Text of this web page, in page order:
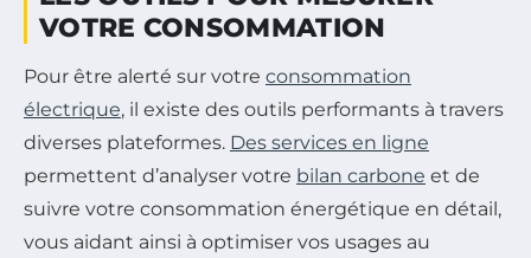
VOTRE CONSOMMATION
Pour être alerté sur votre consommation
électrique, il existe des outils performants à travers
diverses plateformes. Des services en ligne
permettent d’analyser votre bilan carbone et de
suivre votre consommation énergétique en détail,
vous aidant ainsi à optimiser vos usages au